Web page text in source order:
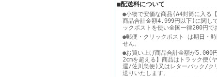
■配送料について
●小物で安価な商品(A4封筒に入る
商品合計金額4,999円以下)に関し
ックポストを使い全国一律200円で
●郵便・クリックポスト は期日・
せん。
●お買い上げ商品合計金額が5,000
2cmを超える】商品はトラック便(
運/佐川急便)又はレターパック/ク
送りいたします。